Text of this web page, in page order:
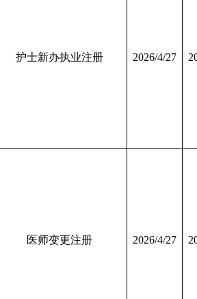
护士新办执业注册 2026/4/27
医师变更注册 2026/4/27